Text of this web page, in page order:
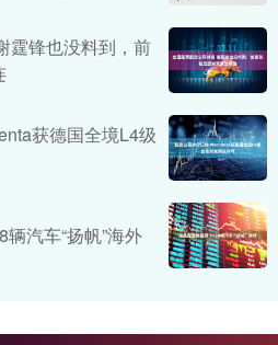
霆锋也没料到，前
获德国全境L4级
汽车“扬帆”海外